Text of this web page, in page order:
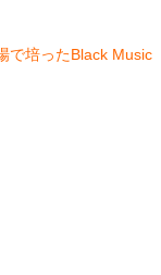
で培ったBlack Music